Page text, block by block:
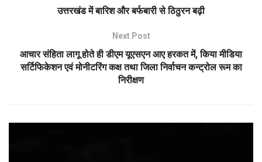
उत्तरखंड में बारिश और बर्फबारी से ठिठुरन बढ़ी
Next Post
आचार संहिता लागू होते ही डीएम यूएसएन आए हरकत में, किया मीडिया
सर्टिफिकेशन एवं मोनीटरिंग कक्ष तथा जिला निर्वाचन कन्ट्रोल रूम का
निरीक्षण